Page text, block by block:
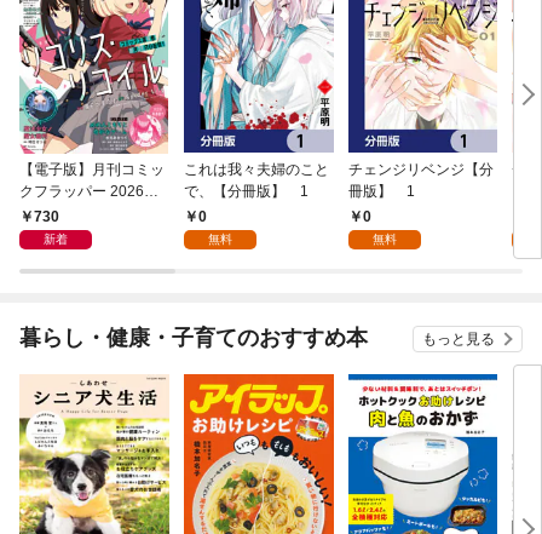
【電子版】月刊コミッ
クフラッパー 2026年9
月号730
新着
これは我々夫婦のこと
で、【分冊版】 1
0
無料
チェンジリベンジ【分
冊版】 1
0
無料
チ
暮らし・健康・子育てのおすすめ本 もっと見る